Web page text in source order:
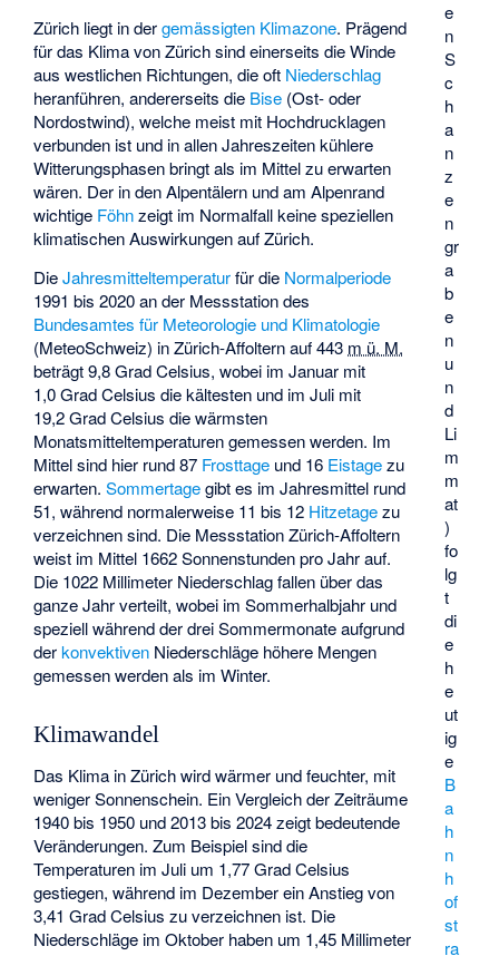
e
n
S
c
h
a
n
z
e
n
gr
a
b
e
n
u
n
d
Li
m
m
at
)
fo
lg
t
di
e
h
e
ut
ig
e
B
a
h
n
h
of
st
ra
Zürich liegt in dergemässigten Klimazone. Prägend
für das Klima von Zürich sind einerseits die Winde
aus westlichen Richtungen, die oft Niederschlag
heranführen, andererseits die Bise (Ost- oder
Nordostwind), welche meist mit Hochdrucklagen
verbunden ist und in allen Jahreszeiten kühlere
Witterungsphasen bringt als im Mittel zu erwarten
wären. Der in den Alpentälern und am Alpenrand
wichtige Föhnzeigt im Normalfall keine speziellen
klimatischen Auswirkungen auf Zürich.
DieJahresmitteltemperaturfür die Normalperiode
1991 bis 2020 an der Messstation des
Bundesamtes für Meteorologie und Klimatologie
(MeteoSchweiz) in Zürich-Affoltern auf443 m ü. M.
beträgt 9,8 Grad Celsius, wobei im Januar mit
1,0 Grad Celsius die kältesten und im Juli mit
19,2 Grad Celsius die wärmsten
Monatsmitteltemperaturen gemessen werden. Im
Mittel sind hier rund 87 Frosttage und 16 Eistagezu
erwarten.Sommertagegibt es im Jahresmittel rund
51, während normalerweise 11 bis 12 Hitzetagezu
verzeichnen sind. Die Messstation Zürich-Affoltern
weist im Mittel 1662 Sonnenstunden pro Jahr auf.
Die 1022 Millimeter Niederschlag fallen über das
ganze Jahr verteilt, wobei im Sommerhalbjahr und
speziell während der drei Sommermonate aufgrund
derkonvektiven Niederschläge höhere Mengen
gemessen werden als im Winter.
Klimawandel
Das Klima in Zürich wird wärmer und feuchter, mit
weniger Sonnenschein. Ein Vergleich der Zeiträume
1940 bis 1950 und 2013 bis 2024 zeigt bedeutende
Veränderungen. Zum Beispiel sind die
Temperaturen im Juli um 1,77 Grad Celsius
gestiegen, während im Dezember ein Anstieg von
3,41 Grad Celsius zu verzeichnen ist. Die
Niederschläge im Oktober haben um 1,45 Millimeter